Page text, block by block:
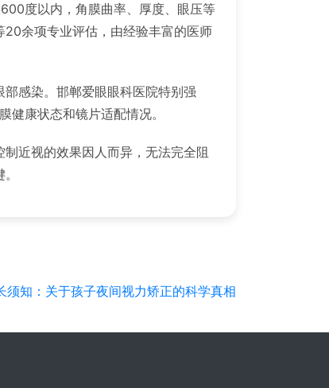
度以内，角膜曲率、厚度、眼压等
余项专业评估，由经验丰富的医师
感染。邯郸爱眼眼科医院特别强
康状态和镜片适配情况。
近视的效果因人而异，无法完全阻
须知：关于孩子夜间视力矫正的科学真相